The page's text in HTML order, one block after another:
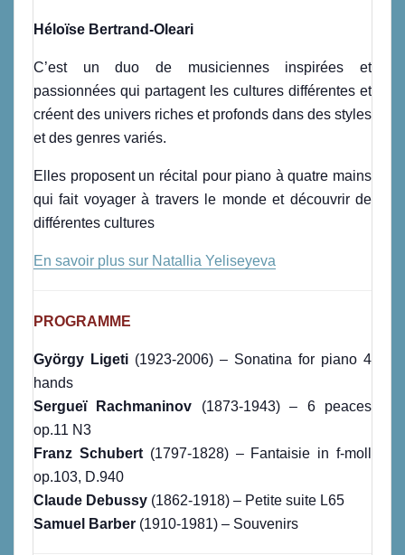
Héloïse Bertrand-Oleari
C’est un duo de musiciennes inspirées et
passionnées qui partagent les cultures différentes et
créent des univers riches et profonds dans des styles
et des genres variés.
Elles proposent un récital pour piano à quatre mains
qui fait voyager à travers le monde et découvrir de
différentes cultures
En savoir plus sur Natallia Yeliseyeva
PROGRAMME
György Ligeti (1923-2006) – Sonatina for piano 4
hands
Sergueï Rachmaninov (1873-1943) – 6 peaces
op.11 N3
Franz Schubert(1797-1828) – Fantaisie in f-moll
op.103, D.940
Claude Debussy (1862-1918) – Petite suite L65
Samuel Barber (1910-1981) – Souvenirs